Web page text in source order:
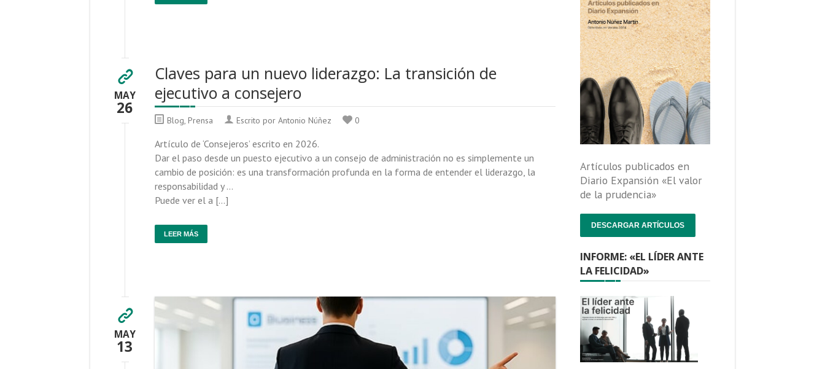
MAY
26
Claves para un nuevo liderazgo: La transición de
ejecutivo a consejero
Blog, Prensa Escrito por Antonio Núñez 0
Artículo de ‘Consejeros’ escrito en 2026.
Dar el paso desde un puesto ejecutivo a un consejo de administración no es simplemente un
cambio de posición: es una transformación profunda en la forma de entender el liderazgo, la
responsabilidad y …
Puede ver el a […]
LEER MÁS
MAY
13
Artículos publicados en
Diario Expansión «El valor
de la prudencia»
DESCARGAR ARTÍCULOS
INFORME: «EL LÍDER ANTE
LA FELICIDAD»